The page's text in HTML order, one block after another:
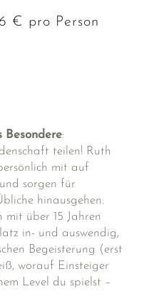
€ pro Person
Besondere:
teilen! Ruth
mit auf
sorgen für
hinausgehen.
über 15 Jahren
in- und auswendig,
Begeisterung (erst
worauf Einsteiger
Level du spielst –